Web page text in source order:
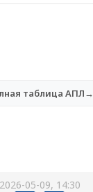
таблица АПЛ→
2026-05-09, 14:30